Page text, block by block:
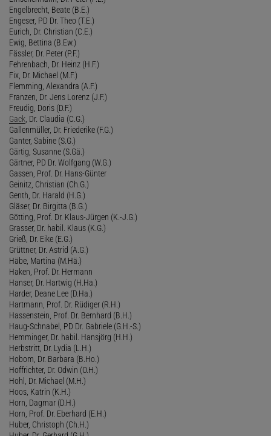
Engelbrecht, Beate (B.E.)
Engeser, PD Dr. Theo (T.E.)
Eurich, Dr. Christian (C.E.)
Ewig, Bettina (B.Ew.)
Fässler, Dr. Peter (P.F.)
Fehrenbach, Dr. Heinz (H.F.)
Fix, Dr. Michael (M.F.)
Flemming, Alexandra (A.F.)
Franzen, Dr. Jens Lorenz (J.F.)
Freudig, Doris (D.F.)
Gack , Dr. Claudia (C.G.)
Gallenmüller, Dr. Friederike (F.G.)
Ganter, Sabine (S.G.)
Gärtig, Susanne (S.Gä.)
Gärtner, PD Dr. Wolfgang (W.G.)
Gassen, Prof. Dr. Hans-Günter
Geinitz, Christian (Ch.G.)
Genth, Dr. Harald (H.G.)
Gläser, Dr. Birgitta (B.G.)
Götting, Prof. Dr. Klaus-Jürgen (K.-J.G.)
Grasser, Dr. habil. Klaus (K.G.)
Grieß, Dr. Eike (E.G.)
Grüttner, Dr. Astrid (A.G.)
Häbe, Martina (M.Hä.)
Haken, Prof. Dr. Hermann
Hanser, Dr. Hartwig (H.Ha.)
Harder, Deane Lee (D.Ha.)
Hartmann, Prof. Dr. Rüdiger (R.H.)
Hassenstein, Prof. Dr. Bernhard (B.H.)
Haug-Schnabel, PD Dr. Gabriele (G.H.-S.)
Hemminger, Dr. habil. Hansjörg (H.H.)
Herbstritt, Dr. Lydia (L.H.)
Hobom, Dr. Barbara (B.Ho.)
Hoffrichter, Dr. Odwin (O.H.)
Hohl, Dr. Michael (M.H.)
Hoos, Katrin (K.H.)
Horn, Dagmar (D.H.)
Horn, Prof. Dr. Eberhard (E.H.)
Huber, Christoph (Ch.H.)